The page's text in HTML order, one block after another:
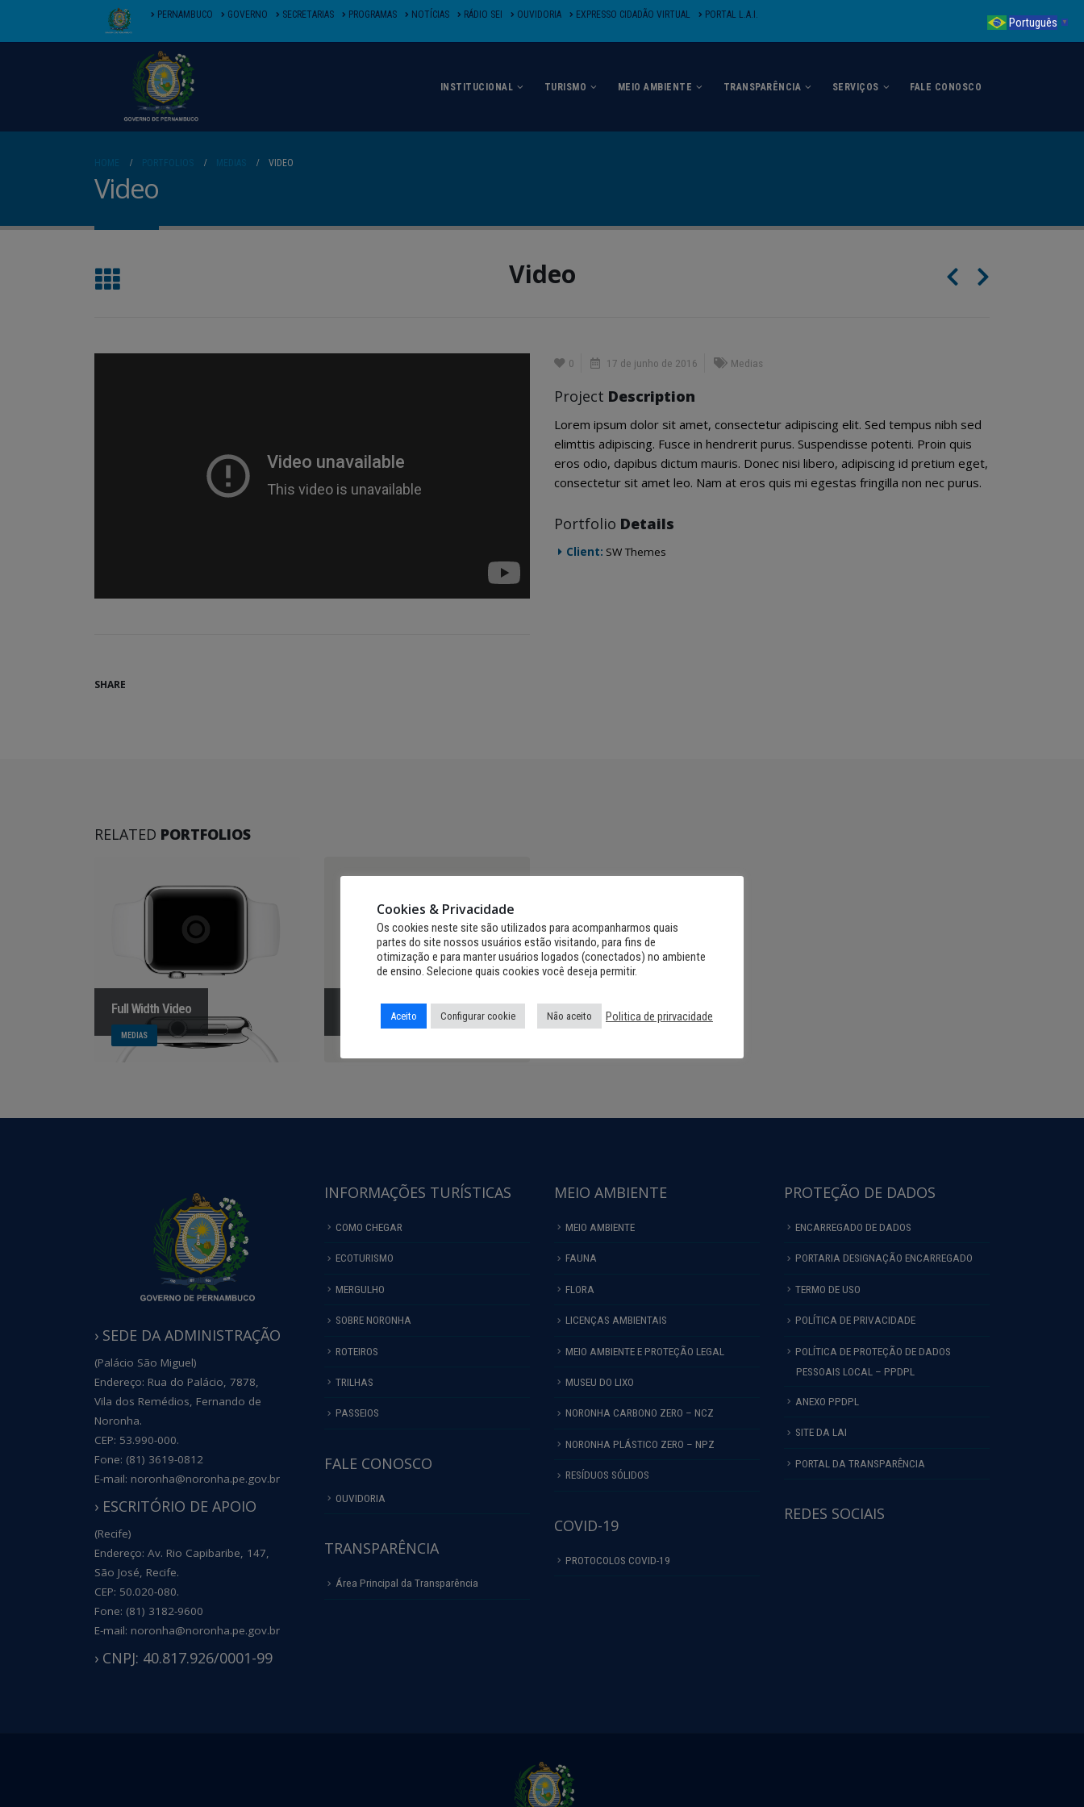
PERNAMBUCO GOVERNO SECRETARIAS PROGRAMAS NOTÍCIAS RÁDIO SEI OUVIDORIA EXPRESSO CIDADÃO VIRTUAL PORTAL L.A.I.
INSTITUCIONAL TURISMO MEIO AMBIENTE TRANSPARÊNCIA SERVIÇOS FALE CONOSCO
HOME PORTFOLIOS MEDIAS VIDEO
Video
Video
SHARE
0 17 de junho de 2016 Medias
Project Description
Lorem ipsum dolor sit amet, consectetur adipiscing elit. Sed tempus nibh sed
elimttis adipiscing. Fusce in hendrerit purus. Suspendisse potenti. Proin quis
eros odio, dapibus dictum mauris. Donec nisi libero, adipiscing id pretium eget,
consectetur sit amet leo. Nam at eros quis mi egestas fringilla non nec purus.
Portfolio Details
Client: SW Themes
RELATED PORTFOLIOS
Full Width Video
MEDIAS
› SEDE DA ADMINISTRAÇÃO
(Palácio São Miguel)
Endereço: Rua do Palácio, 7878,
Vila dos Remédios, Fernando de
Noronha.
CEP: 53.990-000.
Fone: (81) 3619-0812
E-mail: noronha@noronha.pe.gov.br
› ESCRITÓRIO DE APOIO
(Recife)
Endereço: Av. Rio Capibaribe, 147,
São José, Recife.
CEP: 50.020-080.
Fone: (81) 3182-9600
E-mail: noronha@noronha.pe.gov.br
› CNPJ: 40.817.926/0001-99
INFORMAÇÕES TURÍSTICAS
COMO CHEGAR
ECOTURISMO
MERGULHO
SOBRE NORONHA
ROTEIROS
TRILHAS
PASSEIOS
FALE CONOSCO
OUVIDORIA
TRANSPARÊNCIA
Área Principal da Transparência
MEIO AMBIENTE
MEIO AMBIENTE
FAUNA
FLORA
LICENÇAS AMBIENTAIS
MEIO AMBIENTE E PROTEÇÃO LEGAL
MUSEU DO LIXO
NORONHA CARBONO ZERO – NCZ
NORONHA PLÁSTICO ZERO – NPZ
RESÍDUOS SÓLIDOS
COVID-19
PROTOCOLOS COVID-19
PROTEÇÃO DE DADOS
ENCARREGADO DE DADOS
PORTARIA DESIGNAÇÃO ENCARREGADO
TERMO DE USO
POLÍTICA DE PRIVACIDADE
POLÍTICA DE PROTEÇÃO DE DADOS
PESSOAIS LOCAL – PPDPL
ANEXO PPDPL
SITE DA LAI
PORTAL DA TRANSPARÊNCIA
REDES SOCIAIS
Cookies & Privacidade
Os cookies neste site são utilizados para acompanharmos quais
partes do site nossos usuários estão visitando, para fins de
otimização e para manter usuários logados (conectados) no ambiente
de ensino. Selecione quais cookies você deseja permitir.
Aceito Configurar cookie Não aceito Politica de prirvacidade
Português ▼